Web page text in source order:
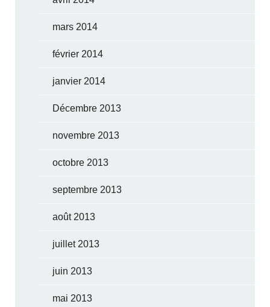
mars 2014
février 2014
janvier 2014
Décembre 2013
novembre 2013
octobre 2013
septembre 2013
août 2013
juillet 2013
juin 2013
mai 2013